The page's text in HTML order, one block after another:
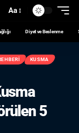
Aa
Diyet ve Beslenme
KUSMA
5